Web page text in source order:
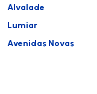
Alvalade
Lumiar
Avenidas Novas